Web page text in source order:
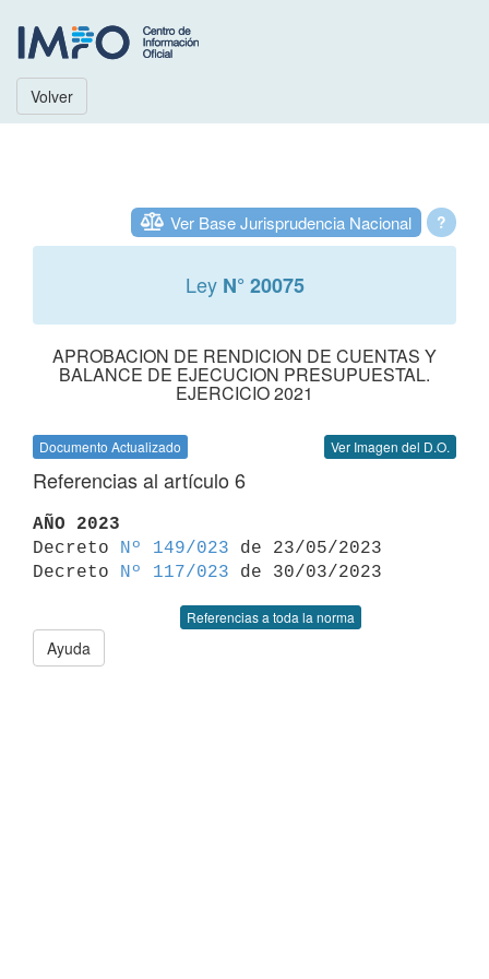
Volver
?
Ver Base Jurisprudencia Nacional
Ley N° 20075
APROBACION DE RENDICION DE CUENTAS Y
BALANCE DE EJECUCION PRESUPUESTAL.
EJERCICIO 2021
Documento Actualizado Ver Imagen del D.O.
Referencias al artículo 6
AÑO 2023
Decreto
Nº 149/023 de 23/05/2023
Decreto
Nº 117/023
Referencias a toda la norma
Ayuda